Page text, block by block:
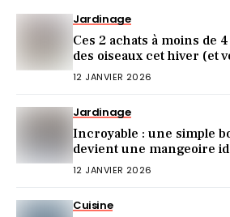
Jardinage
Ces 2 achats à moins de
des oiseaux cet hiver (et
pas)
12 JANVIER 2026
Jardinage
Incroyable : une simple
devient une mangeoire
12 JANVIER 2026
Cuisine